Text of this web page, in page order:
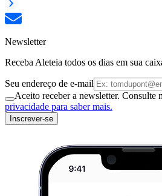
Newsletter
Receba Aleteia todos os dias em sua
Seu endereço de e-mail
Aceito receber a newsletter. Consulte
privacidade para saber mais.
Inscrever-se